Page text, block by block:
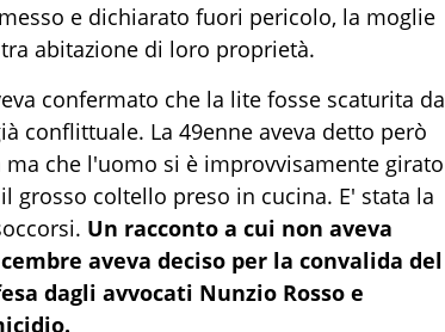
e dichiarato fuori pericolo, la moglie
abitazione di loro proprietà.
confermato che la lite fosse scaturita da
conflittuale. La 49enne aveva detto però
che l'uomo si è improvvisamente girato
grosso coltello preso in cucina. E' stata la
Un racconto a cui non aveva
aveva deciso per la convalida del
dagli avvocati Nunzio Rosso e